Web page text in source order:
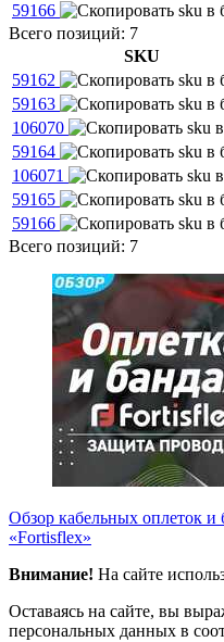
59166
Всего позиций: 7
SKU
59162
59163
106070
59164
106071
59165
59166
Всего позиций: 7
Обзор кабельных оплеток и
«Fortisflex»
Внимание! На сайте
Оставаясь на сайте, вы
персональных данных в